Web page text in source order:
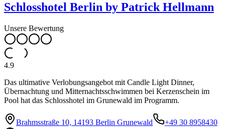
Schlosshotel Berlin by Patrick Hellmann
Unsere Bewertung
4.9
Das ultimative Verlobungsangebot mit Candle Light Dinner,
Übernachtung und Mitternachtsschwimmen bei Kerzenschein im
Pool hat das Schlosshotel im Grunewald im Programm.
Brahmsstraße 10, 14193 Berlin Grunewald
+49 30 8958430